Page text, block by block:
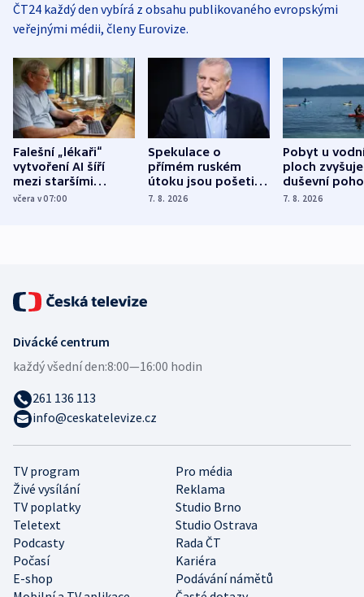
ČT24 každý den vybírá z obsahu publikovaného evropskými
veřejnými médii, členy Eurovize.
Falešní „lékaři“
vytvoření AI šíří
mezi staršími
Poláky nebezpečné
včera v 07:00
Spekulace o
přímém ruském
útoku jsou pošetilé,
míní estonský
7. 8. 2026
Pobyt u
ploch zvyšuje
duševní
ukázala
7. 8. 2026
TV program
Pro média
Živé vysílání
Reklama
TV poplatky
Studio Brno
Teletext
Studio Ostrava
Podcasty
Rada ČT
Počasí
Kariéra
E-shop
Podávání námětů
Divácké centrum
každý všední den:8:00—16:00 hodin
261 136 113
info@ceskatelevize.cz